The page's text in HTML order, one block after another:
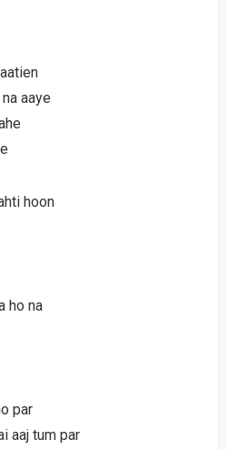
aaye
hoon
ho na
par
aaj tum par